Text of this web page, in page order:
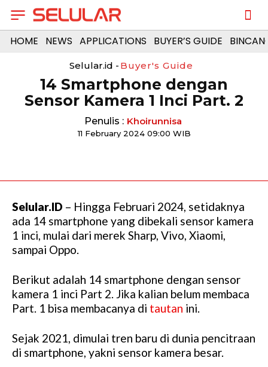
HOME NEWS APPLICATIONS BUYER’S GUIDE
Selular.id - Buyer's Guide
14 Smartphone dengan
Sensor Kamera 1 Inci Part. 2
Penulis : Khoirunnisa
11 February 2024 09:00 WIB
Selular.ID – Hingga Februari 2024, setidaknya
ada 14 smartphone yang dibekali sensor kamera
1 inci, mulai dari merek Sharp, Vivo, Xiaomi,
sampai Oppo.
Berikut adalah 14 smartphone dengan sensor
kamera 1 inci Part 2. Jika kalian belum membaca
Part. 1 bisa membacanya di tautan ini.
Sejak 2021, dimulai tren baru di dunia pencitraan
di smartphone, yakni sensor kamera besar.